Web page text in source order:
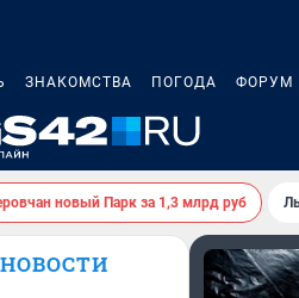
ЗНАКОМСТВА ПОГОДА ФОРУМ
новый Парк за 1,3 млрд руб